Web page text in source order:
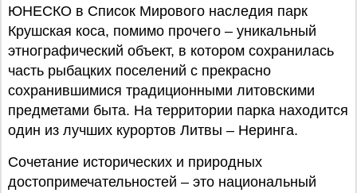
ЮНЕСКО в Список Мирового наследия парк
Крушская коса, помимо прочего – уникальный
этнографический объект, в котором сохранилась
часть рыбацких поселений с прекрасно
сохранившимися традиционными литовскими
предметами быта. На территории парка находится
один из лучших курортов Литвы – Неринга.
Сочетание исторических и природных
достопримечательностей – это национальный